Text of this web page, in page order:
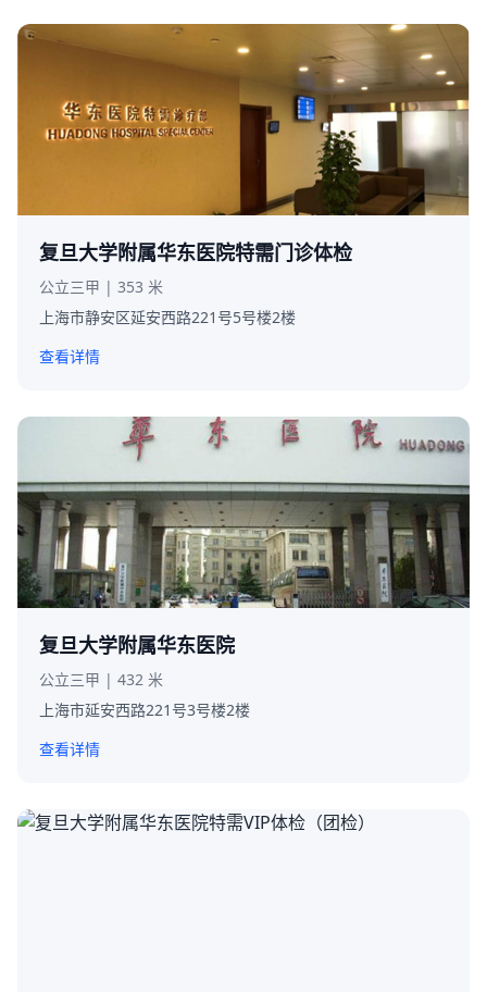
复旦大学附属华东医院特需门诊体检
公立三甲 | 353 米
上海市静安区延安西路221号5号楼2楼
查看详情
复旦大学附属华东医院
公立三甲 | 432 米
上海市延安西路221号3号楼2楼
查看详情